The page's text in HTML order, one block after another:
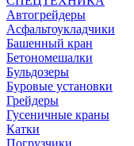
Автогрейдеры
Асфальтоукладчики
Башенный кран
Бетономешалки
Бульдозеры
Буровые установки
Грейдеры
Гусеничные краны
Катки
Погрузчики